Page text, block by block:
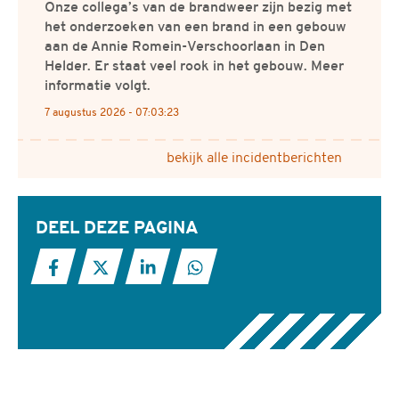
Onze collega’s van de brandweer zijn bezig met
het onderzoeken van een brand in een gebouw
aan de Annie Romein-Verschoorlaan in Den
Helder. Er staat veel rook in het gebouw. Meer
informatie volgt.
7 augustus 2026 - 07:03:23
bekijk alle incidentberichten
DEEL DEZE PAGINA
Deel deze pagina op Facebook
Deel deze pagina op X
Deel deze pagina op LinkedIn
Deel deze pagina met